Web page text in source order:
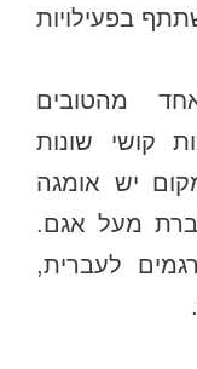
משתתף בפעילויות
מהטובים
קושי שונות
יש אומגה
העוברת מעל אגם.
לעברית,